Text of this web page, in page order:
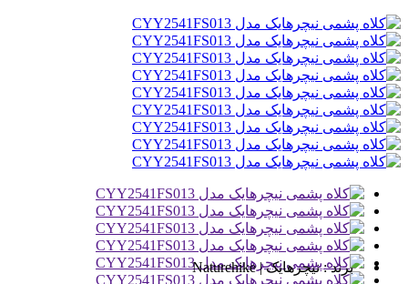
برند :نیچرهایک | Naturehike